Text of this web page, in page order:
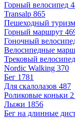
Горный велосипед
Transalp 865
Пешеходный туризм
Горный маршрут
Гоночный
Велосипедные
Трековый велосипед
Nordic Walking 370
Бег 1781
Для скалолазов 487
Роликовые коньки
Лыжи 1856
Бег на длинные